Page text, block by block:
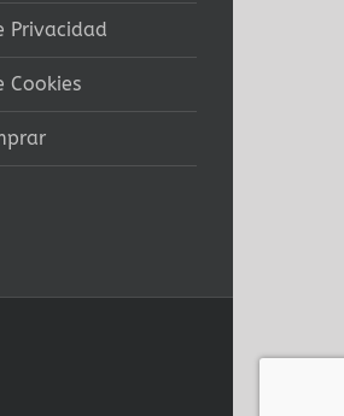
Privacidad
Cookies